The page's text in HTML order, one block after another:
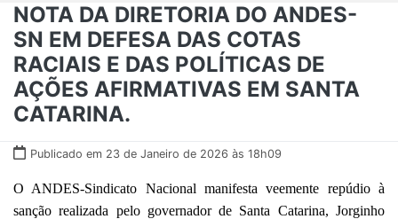
NOTA DA DIRETORIA DO ANDES-
SN EM DEFESA DAS COTAS
RACIAIS E DAS POLÍTICAS DE
AÇÕES AFIRMATIVAS EM SANTA
CATARINA.
Publicado em 23 de Janeiro de 2026 às 18h09
O ANDES-Sindicato Nacional manifesta veemente repúdio à
sanção realizada pelo governador de Santa Catarina, Jorginho